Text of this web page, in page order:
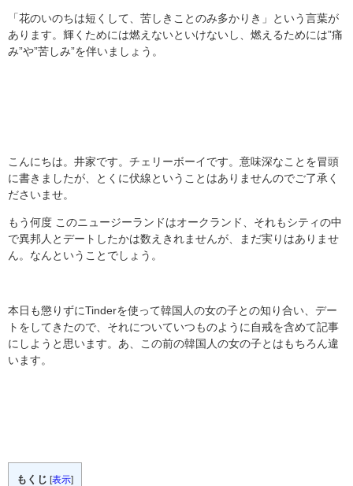
「花のいのちは短くして、苦しきことのみ多かりき」という言葉が
あります。輝くためには燃えないといけないし、燃えるためには”痛
み”や”苦しみ”を伴いましょう。
こんにちは。井家です。チェリーボーイです。意味深なことを冒頭
に書きましたが、とくに伏線ということはありませんのでご了承く
ださいませ。
もう何度 このニュージーランドはオークランド、それもシティの中
で異邦人とデートしたかは数えきれませんが、まだ実りはありませ
ん。なんということでしょう。
本日も懲りずにTinderを使って韓国人の女の子との知り合い、デー
トをしてきたので、それについていつものように自戒を含めて記事
にしようと思います。あ、この前の韓国人の女の子とはもちろん違
います。
もくじ [表示]